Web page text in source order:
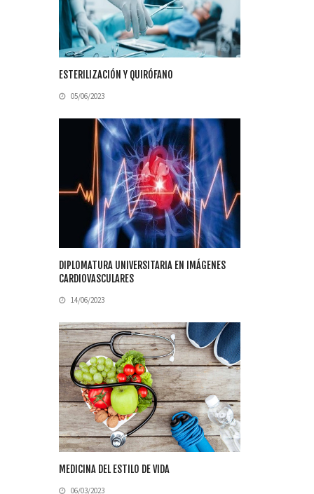
ESTERILIZACIÓN Y QUIRÓFANO
05/06/2023
DIPLOMATURA UNIVERSITARIA EN IMÁGENES
CARDIOVASCULARES
14/06/2023
MEDICINA DEL ESTILO DE VIDA
06/03/2023